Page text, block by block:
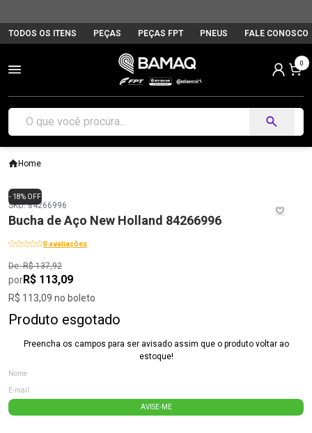
TODOS OS ITENS PEÇAS PEÇAS FPT PNEUS FALE CONOSCO
0
Home
SKU: 84266996
Bucha de Aço New Holland 84266996
0 avaliações
De: R$ 137,92
porR$ 113,09
R$ 113,09 no boleto
- 18% OFF
Produto esgotado
Preencha os campos para ser avisado assim que o produto voltar ao
estoque!
AVISE-ME